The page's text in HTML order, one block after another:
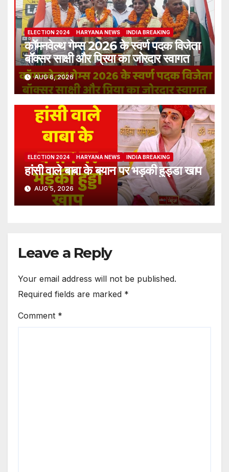
ELECTION 2024 HARYANA NEWS INDIA BREAKING
कॉमनवेल्थ गेम्स 2026 के स्वर्ण पदक विजेता
बॉक्सर साक्षी और प्रिया का जोरदार स्वागत
AUG 6, 2026
ELECTION 2024 HARYANA NEWS INDIA BREAKING
हांसी वाले बाबा के बयान पर भड़की हुड्डा खाप
AUG 5, 2026
Leave a Reply
Your email address will not be published.
Required fields are marked *
Comment *